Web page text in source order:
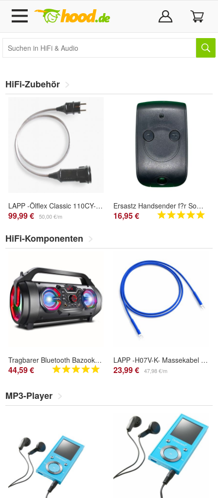
HiFi-Zubehör
LAPP -Ölflex Classic 110CY- HiFi Netz-Verlängerungskabel - 2,5mm² - geschirmt
99,99 € 50,00 €/m
Ersastz Handsender f?r Somfy 1841026 - Keytis 2-Kanal-RTS-Fernbedienung | Zur Steueru
16,95 €
HiFi-Komponenten
Tragbarer Bluetooth Bazooka Lautsprecher Audiocore AC875
44,59 €
LAPP -H07V-K- Massekabel für Plattenspieler - Phono - Ground - Spades - Blau
23,99 € 47,98 €/m
MP3-Player